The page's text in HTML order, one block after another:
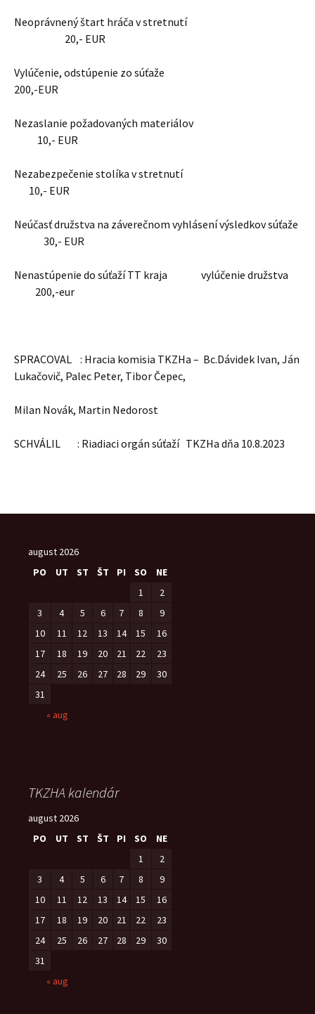
Neoprávnený štart hráča v stretnutí
20,- EUR
Vylúčenie, odstúpenie zo súťaže
200,-EUR
Nezaslanie požadovaných materiálov
10,- EUR
Nezabezpečenie stolíka v stretnutí
10,- EUR
Neúčasť družstva na záverečnom vyhlásení výsledkov súťaže
30,- EUR
Nenastúpenie do súťaží TT kraja vylúčenie družstva
200,-eur
SPRACOVAL : Hracia komisia TKZHa – Bc.Dávidek Ivan, Ján
Lukačovič, Palec Peter, Tibor Čepec,
Milan Novák, Martin Nedorost
SCHVÁLIL : Riadiaci orgán súťaží TKZHa dňa 10.8.2023
august 2026
PO
UT ST ŠT PI SO
NE
1
2
3
4 5 6 7 8
9
10
11 12 13 14 15
16
17
18 19 20 21 22
23
24
25 26 27 28 29
30
31
« aug
TKZHA kalendár
august 2026
PO
UT ST ŠT PI SO
NE
1
2
3
4 5 6 7 8
9
10
11 12 13 14 15
16
17
18 19 20 21 22
23
24
25 26 27 28 29
30
31
« aug